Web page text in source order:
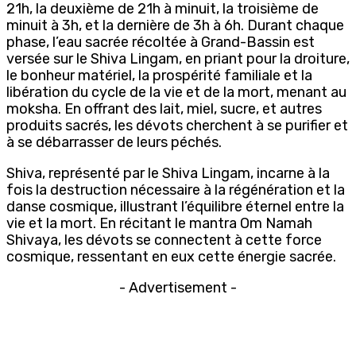
21h, la deuxième de 21h à minuit, la troisième de
minuit à 3h, et la dernière de 3h à 6h. Durant chaque
phase, l’eau sacrée récoltée à Grand-Bassin est
versée sur le Shiva Lingam, en priant pour la droiture,
le bonheur matériel, la prospérité familiale et la
libération du cycle de la vie et de la mort, menant au
moksha. En offrant des lait, miel, sucre, et autres
produits sacrés, les dévots cherchent à se purifier et
à se débarrasser de leurs péchés.
Shiva, représenté par le Shiva Lingam, incarne à la
fois la destruction nécessaire à la régénération et la
danse cosmique, illustrant l’équilibre éternel entre la
vie et la mort. En récitant le mantra Om Namah
Shivaya, les dévots se connectent à cette force
cosmique, ressentant en eux cette énergie sacrée.
- Advertisement -